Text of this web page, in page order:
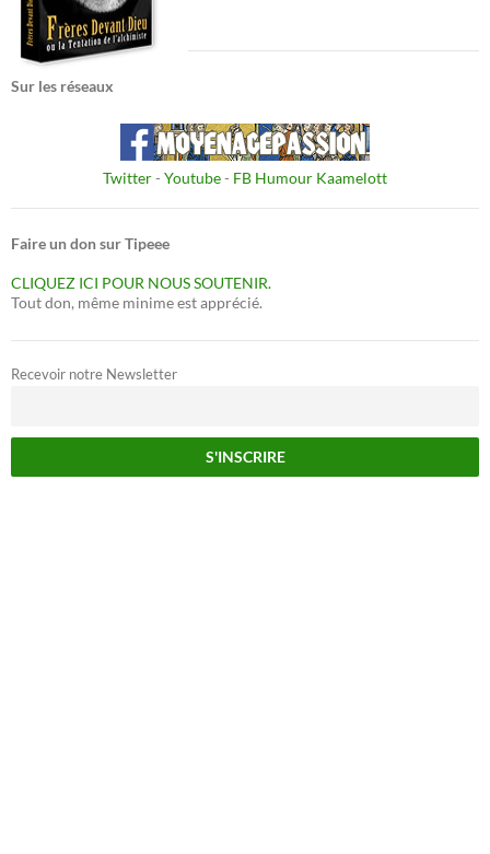
Sur les réseaux
Twitter- Youtube- FB Humour Kaamelott
Faire un don sur Tipeee
CLIQUEZ ICI POUR NOUS SOUTENIR.
Tout don, même minime est apprécié.
Recevoir notre Newsletter